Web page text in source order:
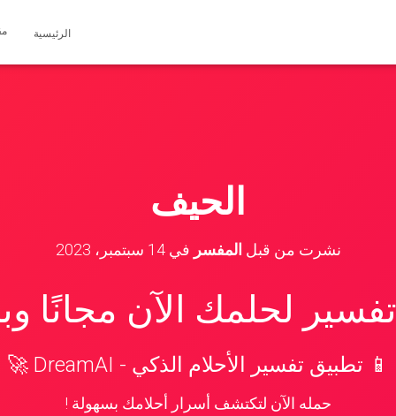
الرئيسية
الحيف
نشرت من قبل المفسر في14 سبتمبر، 2023
لحلمك الآن مجانًا
📱 تطبيق تفسير الأحلام الذكي - DreamAI 🚀
حمله الآن لتكتشف أسرار أحلامك بسهولة !